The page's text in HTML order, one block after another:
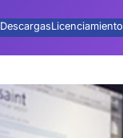
DescargasLicenciamiento